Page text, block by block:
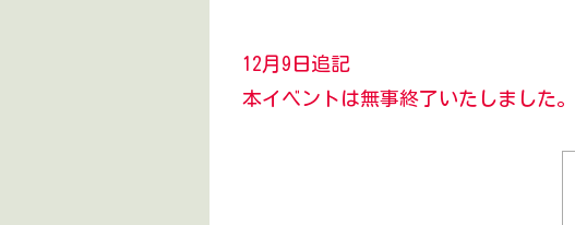
12月9日追記
本イベントは無事終了いたしました。